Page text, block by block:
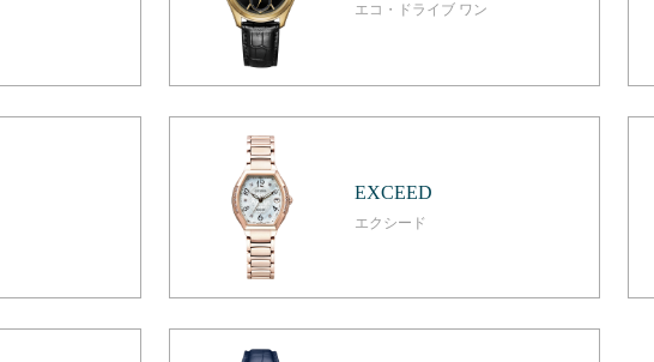
エコ・ドライブ ワン
EXCEED
エクシード